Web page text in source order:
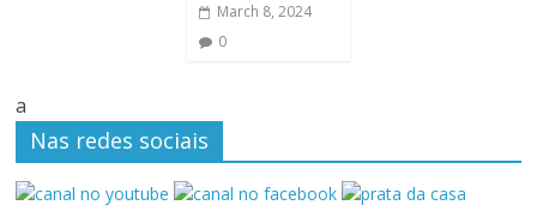
March 8, 2024
0
a
Nas redes sociais